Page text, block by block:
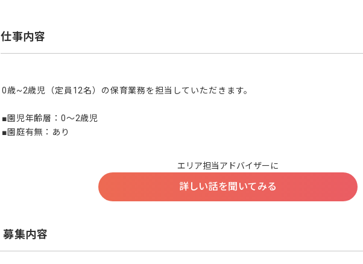
仕事内容
0歳~2歳児（定員12名）の保育業務を担当していただきます。
■園児年齢層：0～2歳児
■園庭有無：あり
エリア担当アドバイザーに
詳しい話を聞いてみる
募集内容